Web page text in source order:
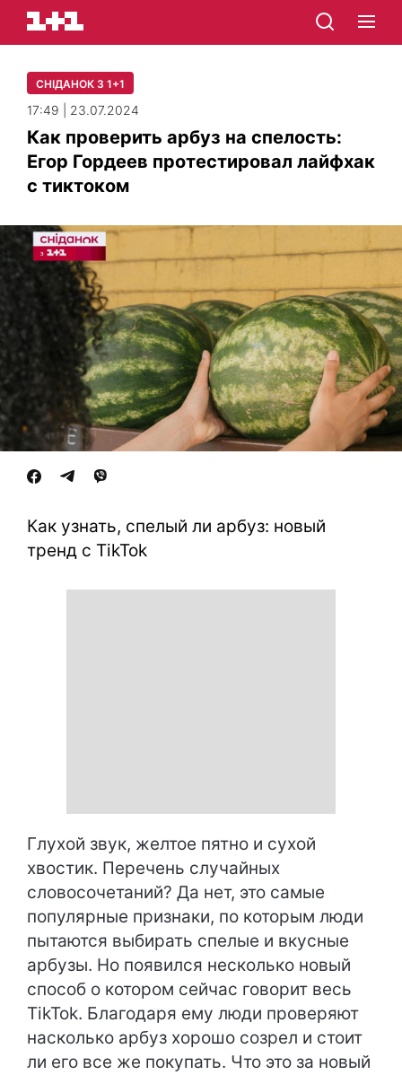
СНІДАНОК З 1+1
17:49 | 23.07.2024
Как проверить арбуз на спелость:
Егор Гордеев протестировал лайфхак
с тиктоком
Как узнать, спелый ли арбуз: новый
тренд с TikTok
Глухой звук, желтое пятно и сухой
хвостик. Перечень случайных
словосочетаний? Да нет, это самые
популярные признаки, по которым люди
пытаются выбирать спелые и вкусные
арбузы. Но появился несколько новый
способ о котором сейчас говорит весь
TikTok. Благодаря ему люди проверяют
насколько арбуз хорошо созрел и стоит
ли его все же покупать. Что это за новый